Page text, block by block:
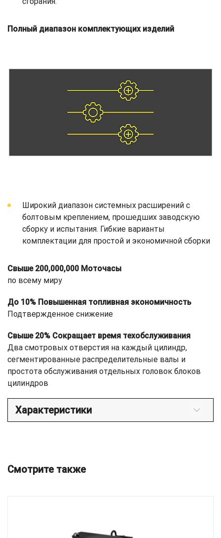
Полный диапазон комплектующих изделий
Широкий диапазон системных расширений с
болтовым креплением, прошедших заводскую
сборку и испытания. Гибкие варианты
комплектации для простой и экономичной сборки
Свыше 200,000,000 Моточасы
по всему миру
До 10% Повышенная топливная экономичность
Подтвержденное снижение
Свыше 20% Сокращает время техобслуживания
Два смотровых отверстия на каждый цилиндр,
сегментированные распределительные валы и
простота обслуживания отдельных головок блоков
цилиндров
Характеристики
Смотрите также